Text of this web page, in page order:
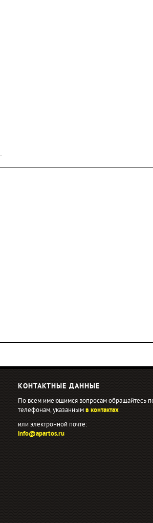
КОНТАКТНЫЕ ДАННЫЕ
По всем имеющимся вопросам обращайтесь
телефонам, указаннымв контактах
или электронной почте:
info@apartos.ru